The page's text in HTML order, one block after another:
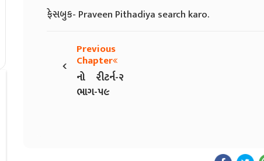
ફેસબુક- Praveen Pithadiya search karo.
‹
Previous
Chapter
નો રીટર્ન-૨
ભાગ-૫૯